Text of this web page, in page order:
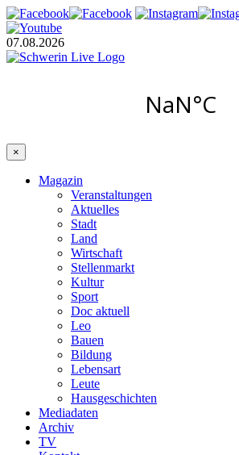
07.08.2026
×
Magazin
Veranstaltungen
Aktuelles
Stadt
Land
Wirtschaft
Stellenmarkt
Kultur
Sport
Doc aktuell
Leo
Bauen
Bildung
Lebensart
Leute
Hausgeschichten
Mediadaten
Archiv
TV